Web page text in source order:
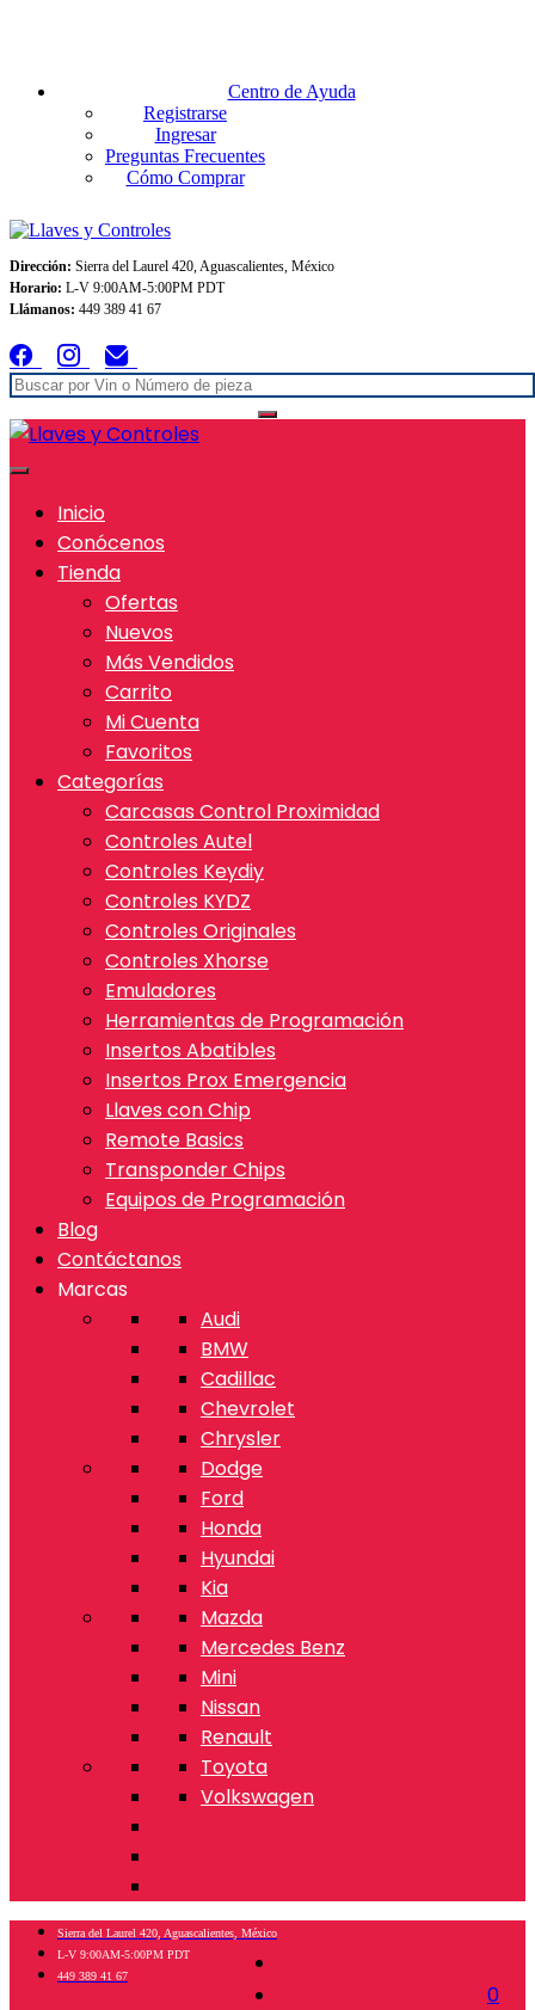
Centro de Ayuda
Registrarse
Ingresar
Preguntas Frecuentes
Cómo Comprar
Dirección: Sierra del Laurel 420, Aguascalientes, México
Horario: L-V 9:00AM-5:00PM PDT
Llámanos: 449 389 41 67
Inicio
Conócenos
Tienda
Ofertas
Nuevos
Más Vendidos
Carrito
Mi Cuenta
Favoritos
Categorías
Carcasas Control Proximidad
Controles Autel
Controles Keydiy
Controles KYDZ
Controles Originales
Controles Xhorse
Emuladores
Herramientas de Programación
Insertos Abatibles
Insertos Prox Emergencia
Llaves con Chip
Remote Basics
Transponder Chips
Equipos de Programación
Blog
Contáctanos
Marcas
Audi
BMW
Cadillac
Chevrolet
Chrysler
Dodge
Ford
Honda
Hyundai
Kia
Mazda
Mercedes Benz
Mini
Nissan
Renault
Toyota
Volkswagen
0
Sierra del Laurel 420, Aguascalientes, México
L-V 9:00AM-5:00PM PDT
449 389 41 67